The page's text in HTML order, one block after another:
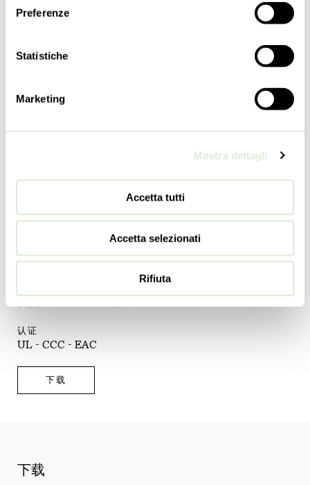
Preferenze
Statistiche
Marketing
Mostra dettagli
Accetta tutti
Accetta selezionati
Rifiuta
15 ½inc
23cm
2 E12 x 60W - dimmable - not included
认证
UL - CCC - EAC
下载
下载